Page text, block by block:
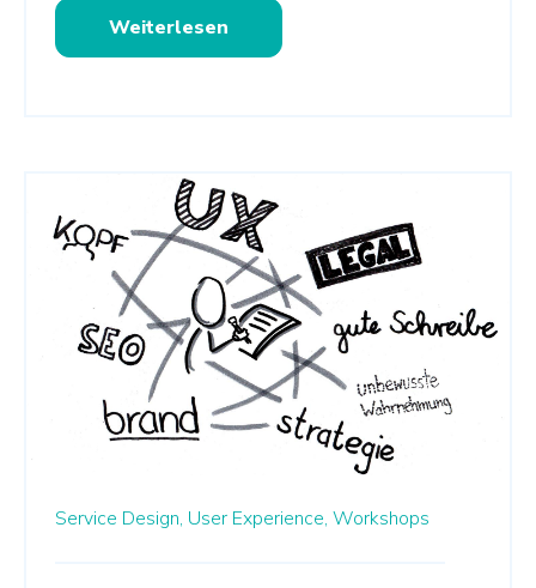
Weiterlesen
Service Design, User Experience, Workshops